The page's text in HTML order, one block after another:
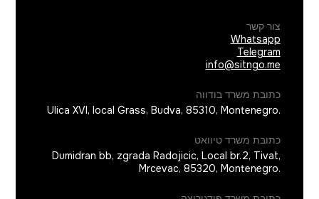
צור קשר
Whatsapp
Telegram
info@sitngo.me
כתובת משרד בודווה
Ulica XVI, local Grass, Budva, 85310, Montenegro.
כתובת משרד טיוואט
Dumidran bb, zgrada Radojicic, Local br.2, Tivat,
Mrcevac, 85320, Montenegro.